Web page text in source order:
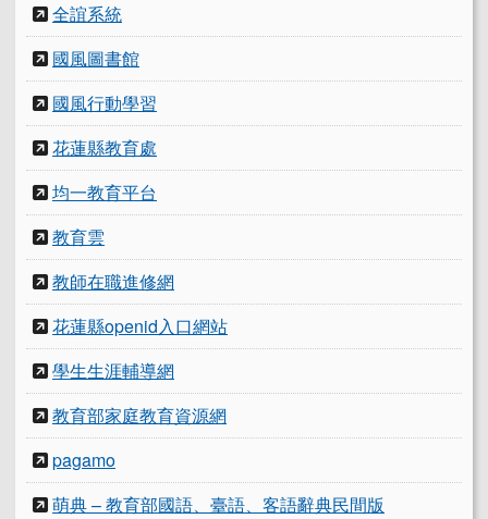
全誼系統
國風圖書館
國風行動學習
花蓮縣教育處
均一教育平台
教育雲
教師在職進修網
花蓮縣openid入口網站
學生生涯輔導網
教育部家庭教育資源網
pagamo
萌典 – 教育部國語、臺語、客語辭典民間版